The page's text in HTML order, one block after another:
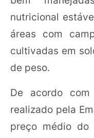
nutricional
áreas com
cultivadas em
de peso.
De acordo com
realizado pela
preço médio do